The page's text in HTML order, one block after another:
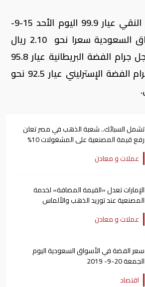
سجل جرام الفضة النقي عيار 99.9 اليوم الأحد 15-9-
2019 ، في الأسواق السعودية سعرا نحو 2.10 ريال
سعودي، فيما سجل جرام الفضة البريطانية عيار 95.8
نحو 2.01 ريال، وجرام الفضة الإسترليني عيار 92.5 نحو
تشمل السبائك.. شعبة الذهب في مصر تعلن
رفع قيمة المصنعية على المشغولات 10%
عملات و معادن
الإمارات تعدل «القيمة المضافة» لخدمة
المصنعية عند توريد الذهب والألماس
عملات و معادن
سعر الفضة في الأسواق السعودية اليوم
الجمعة 20-9- 2019
اقتصاد